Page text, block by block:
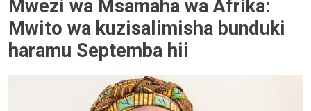
Mwezi wa Msamaha wa Afrika:
Mwito wa kuzisalimisha bunduki
haramu Septemba hii